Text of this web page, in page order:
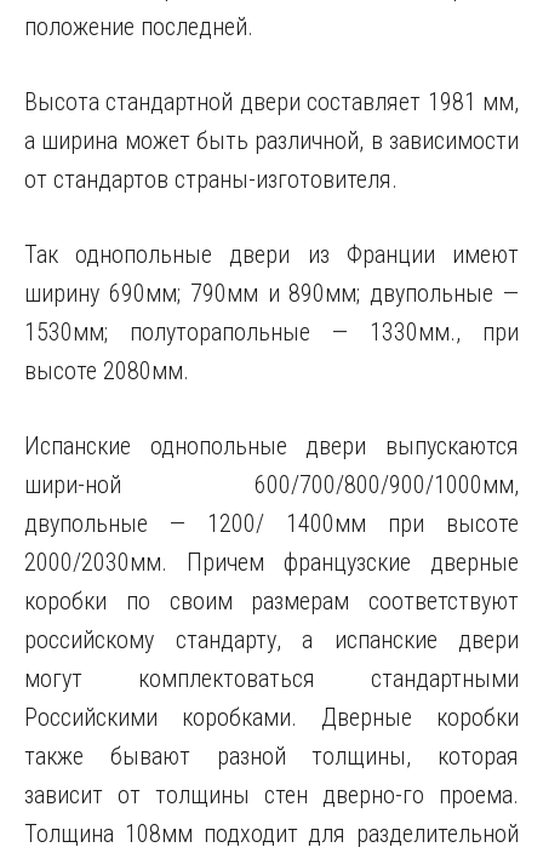
положение последней.
Высота стандартной двери составляет 1981 мм,
а ширина может быть различной, в зависимости
от стандартов страны-изготовителя.
Так однопольные двери из Франции имеют
ширину 690мм; 790мм и 890мм; двупольные —
1530мм; полуторапольные — 1330мм., при
высоте 2080мм.
Испанские однопольные двери выпускаются
шири-ной 600/700/800/900/1000мм,
двупольные — 1200/ 1400мм при высоте
2000/2030мм. Причем французские дверные
коробки по своим размерам соответствуют
российскому стандарту, а испанские двери
могут комплектоваться стандартными
Российскими коробками. Дверные коробки
также бывают разной толщины, которая
зависит от толщины стен дверно-го проема.
Толщина 108мм подходит для разделительной